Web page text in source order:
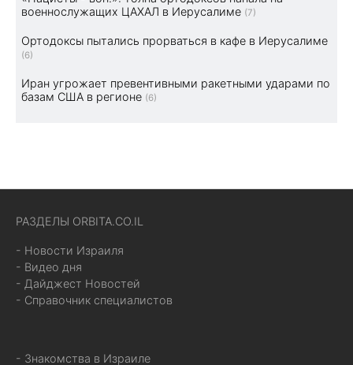
военнослужащих ЦАХАЛ в Иерусалиме (7)
Ортодоксы пытались прорваться в кафе в Иерусалиме
(6)
Иран угрожает превентивными ракетными ударами по
базам США в регионе (6)
РАЗДЕЛЫ ORBITA.CO.IL
- Новости Израиля
- Видео дня
- Дайджест Новостей
- Справочник специалистов
- Знакомства в Израиле